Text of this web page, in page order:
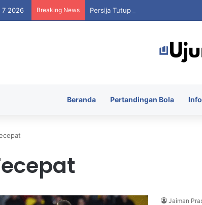
7 2026 Breaking News Persija Tutup Piala Presiden 2026
Beranda Pertandingan Bola
Jaiman